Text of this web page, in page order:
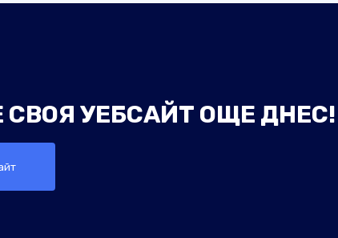
УЕБСАЙТ ОЩЕ ДНЕС!